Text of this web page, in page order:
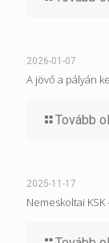
2026-01-07
A jövő a pályán
Tovább
2025-11-17
Nemeskoltai KSK